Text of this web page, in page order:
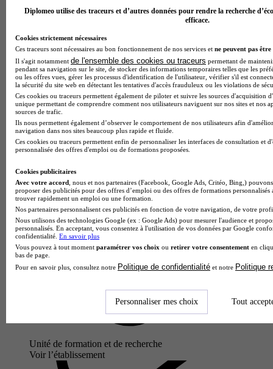
ISTR
Aucun avis
Unité de formation et de recherche
Voir l’établissement
Diplomeo utilise des traceurs et d’autres données pour rendre la recherche
efficace.
Cookies strictement nécessaires
Ces traceurs sont nécessaires au bon fonctionnement de nos services et ne peuvent pas être
Il s'agit notamment de l'ensemble des cookies ou traceurs permettant de
pendant sa navigation sur le site, de stocker des informations temporaires telles que les
ou les offres vues, gérer les processus d'identification de l'utilisateur, vérifier s'il est
la sécurité du site web en détectant les tentatives d'accès frauduleux ou les violations de
Ces cookies ou traceurs permettent également de piloter et suivre les sources d'acquisition
unique permettant de comprendre comment nos utilisateurs naviguent sur nos sites et nos
sources de trafic.
Ils nous permettent également d’observer le comportement de nos utilisateurs afin
navigation dans nos sites beaucoup plus rapide et fluide.
Ces cookies ou traceurs permettent enfin de personnaliser les interfaces de consultation et
personnalisée des offres d'emploi ou de formations proposées.
Cookies publicitaires
Avec votre accord , nous et nos partenaires (Facebook, Google Ads, Critéo, Bing,)
proposer des publicités pour des offres d’emploi ou des offres de formations
trouver rapidement un emploi ou une formation.
Nos partenaires personnalisent ces publicités en fonction de votre navigation, de votre
Nous utilisons des technologies Google (ex : Google Ads) pour mesurer l'audience et
personnalisés. En acceptant, vous consentez à l'utilisation de vos données par Google
confidentialité. En savoir plus
Vous pouvez à tout moment paramétrer vos choix ou retirer votre consentement en
bas de page.
Pour en savoir plus, consultez notre Politique de confidentialité et notre Politique
Personnaliser mes choix Tout